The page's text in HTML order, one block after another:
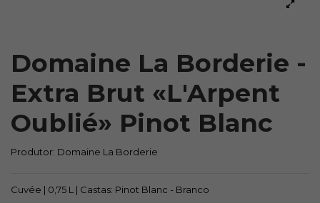
Domaine La Borderie -
Extra Brut «L'Arpent
Oublié» Pinot Blanc
Produtor: Domaine La Borderie
Cuvée | 0,75 L | Castas: Pinot Blanc - Branco